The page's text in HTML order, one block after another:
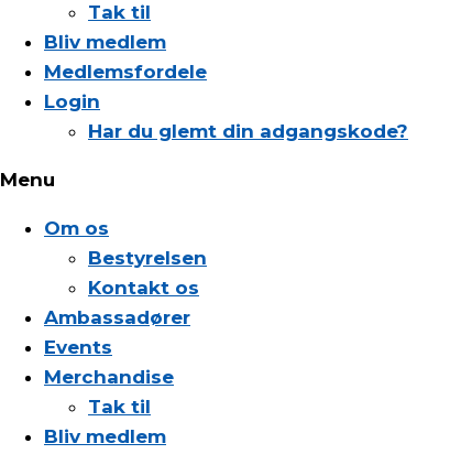
Tak til
Bliv medlem
Medlemsfordele
Login
Har du glemt din adgangskode?
Menu
Om os
Bestyrelsen
Kontakt os
Ambassadører
Events
Merchandise
Tak til
Bliv medlem